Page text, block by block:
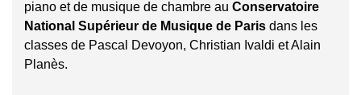
piano et de musique de chambre au Conservatoire
National Supérieur de Musique de Paris dans les
classes de Pascal Devoyon, Christian Ivaldi et Alain
Planès.